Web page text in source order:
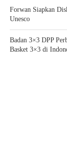
Forwan Siapkan
Unesco
Badan 3×3 DPP
Basket 3×3 di